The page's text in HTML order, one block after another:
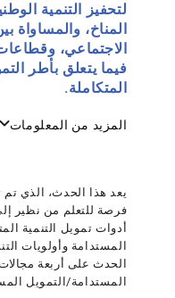
لتحفيز التنمية
المناخ، والمساواة
الاجتماعي،
فيما يتعلق بأطر
المتكاملة.
المزيد من المعلومات
يعد هذا الحدث، الذي تم
فرصة للتعلم من نظير
أدوات تمويل التنمية
المستدامة وأولويات
الحدث على أربعة
المستدامة/التمويل